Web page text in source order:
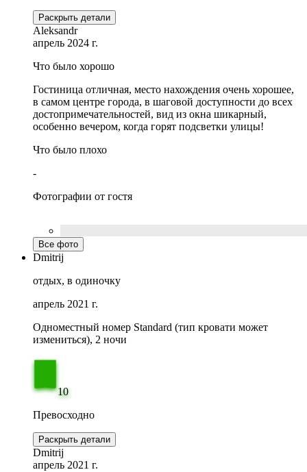
Раскрыть детали
Aleksandr
апрель 2024 г.
Что было хорошо
Гостиница отличная, место нахождения очень хорошее,
в самом центре города, в шаговой доступности до всех
достопримечательностей, вид из окна шикарный,
особенно вечером, когда горят подсветки улицы!
Что было плохо
-
Фотографии от гостя
Все фото
Dmitrij
отдых, в одиночку
апрель 2021 г.
Одноместный номер Standard (тип кровати может
измениться), 2 ночи
10
Превосходно
Раскрыть детали
Dmitrij
апрель 2021 г.